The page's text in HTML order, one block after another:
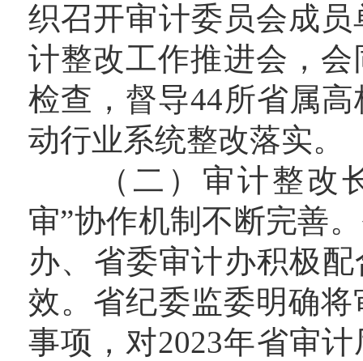
织召开审计委员会成
计整改工作推进会，
检查，督导44所省属
动行业系统整改落实。
（二）审计整改长
审”协作机制不断完善
办、省委审计办积极
效。省纪委监委明确
事项，对2023年省审